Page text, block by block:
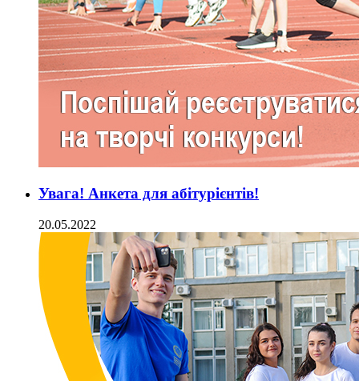
Увага! Анкета для абітурієнтів!
20.05.2022